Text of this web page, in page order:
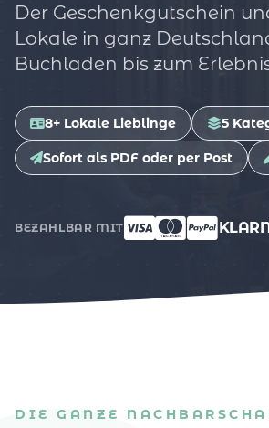
Der Geschenkgutschein
Lokale in ganz
Buchladen bis zum
8+ Lokale Lieblinge 5
Sofort als PDF oder per Post
BEZAHLBAR MIT
DIE GANZE